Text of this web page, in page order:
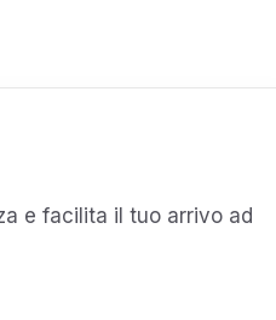
e facilita il tuo arrivo ad